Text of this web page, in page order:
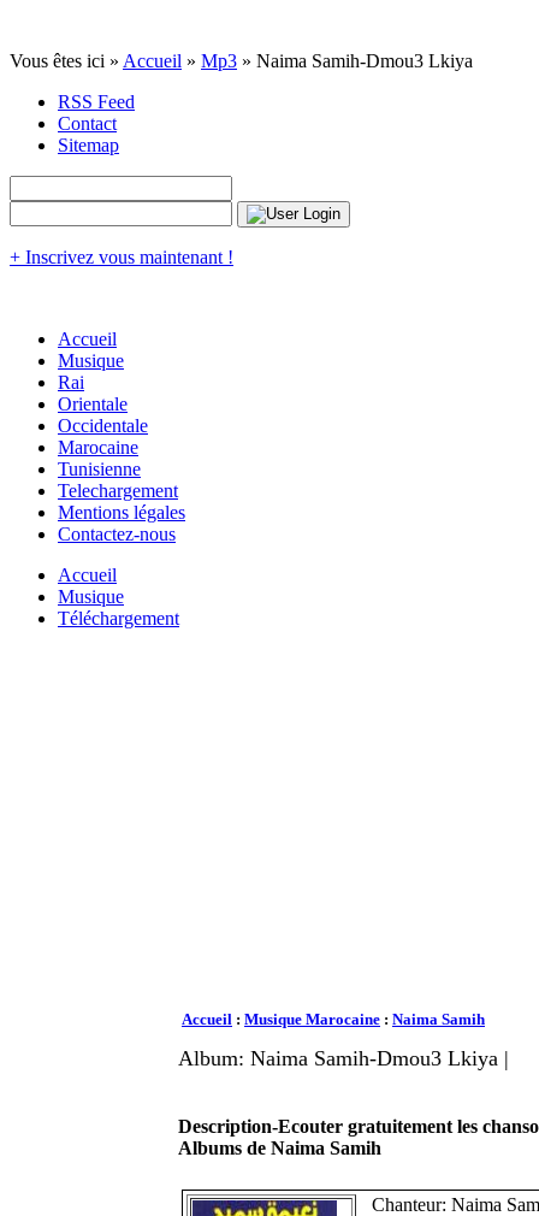
Vous êtes ici » Accueil » Mp3 » Naima Samih-Dmou3 Lkiya
RSS Feed
Contact
Sitemap
+ Inscrivez vous maintenant !
Accueil
Musique
Rai
Orientale
Occidentale
Marocaine
Tunisienne
Telechargement
Mentions légales
Contactez-nous
Accueil
Musique
Téléchargement
Accueil : Musique Marocaine : Naima Samih
Album: Naima Samih-Dmou3 Lkiya |
Description-Ecouter gratuitement les
Albums de Naima Samih
Chanteur: Naima